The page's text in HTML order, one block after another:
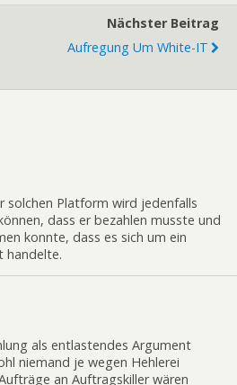
Nächster Beitrag
Aufregung Um White-IT
solchen Platform wird jedenfalls
dass er bezahlen musste und
konnte, dass es sich um ein
handelte.
als entlastendes Argument
niemand je wegen Hehlerei
an Auftragskiller wären